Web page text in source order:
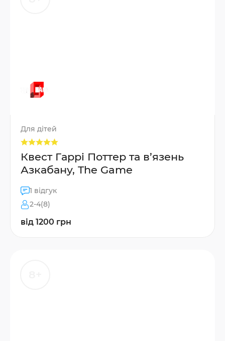
Для дітей
Квест Гаррі Поттер та в’язень
Азкабану, The Game
1 відгук
2-4(8)
від 1200 грн